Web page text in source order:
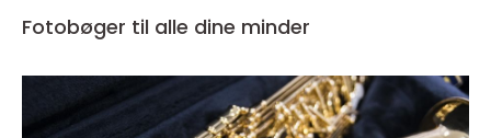
Fotobøger til alle dine minder